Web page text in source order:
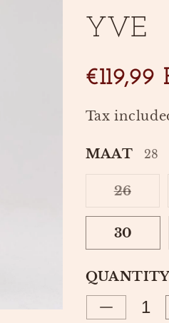
YVE
SKU:
€119,99
Tax
MAAT 28
26
SOLD
OUT
OR
30
QUANTITY
Decrease